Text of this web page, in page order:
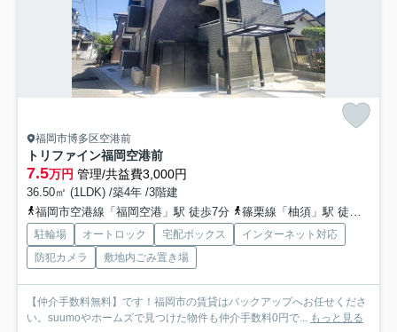
福岡市博多区空港前
トリファイン福岡空港前
7.5万円 管理/共益費3,000円
36.50㎡ (1LDK) /築4年 /3階建
福岡市空港線「福岡空港」駅 徒歩7分
篠栗線「柚須」駅 徒歩22分
駐輪場 オートロック 宅配ボックス
インターネット対応
防犯カメラ
敷地内ごみ置き場
【仲介手数料無料】です！福岡市の賃貸はバックアップへお任せくださ
い。suumoやホームズで見つけた物件も仲介手数料0円で... もっと見る